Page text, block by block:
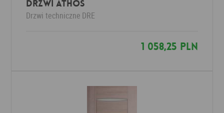
Drzwi Athos
Drzwi techniczne DRE
1 058,25 PLN